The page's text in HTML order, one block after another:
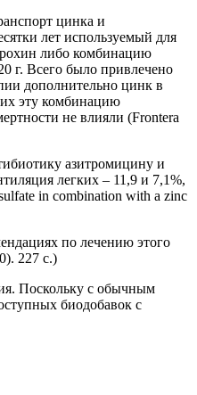
цинка и
лет используемый для
либо комбинацию
г. Всего было привлечено
дополнительно цинк в
эту комбинацию
не влияли (Frontera
азитромицину и
легких – 11,9 и 7,1%,
in combination with a zinc
по лечению этого
227 с.)
Поскольку с обычным
биодобавок с